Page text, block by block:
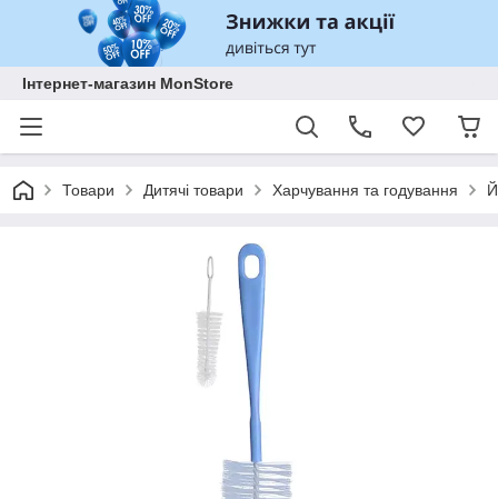
Інтернет-магазин MonStore
Товари Дитячі товари Харчування та годування